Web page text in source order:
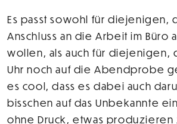
Es passt sowohl für diejenigen,
Anschluss an die Arbeit im Büro
wollen, als auch für diejenigen,
Uhr noch auf die Abendprobe
es cool, dass es dabei auch
bisschen auf das Unbekannte
ohne Druck, etwas produzieren